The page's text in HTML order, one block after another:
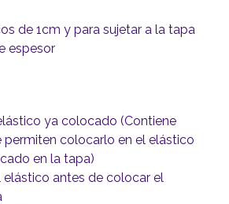
de 1cm y para sujetar a la tapa
espesor
ya colocado (Contiene
permiten colocarlo en el elástico
en la tapa)
elástico antes de colocar el